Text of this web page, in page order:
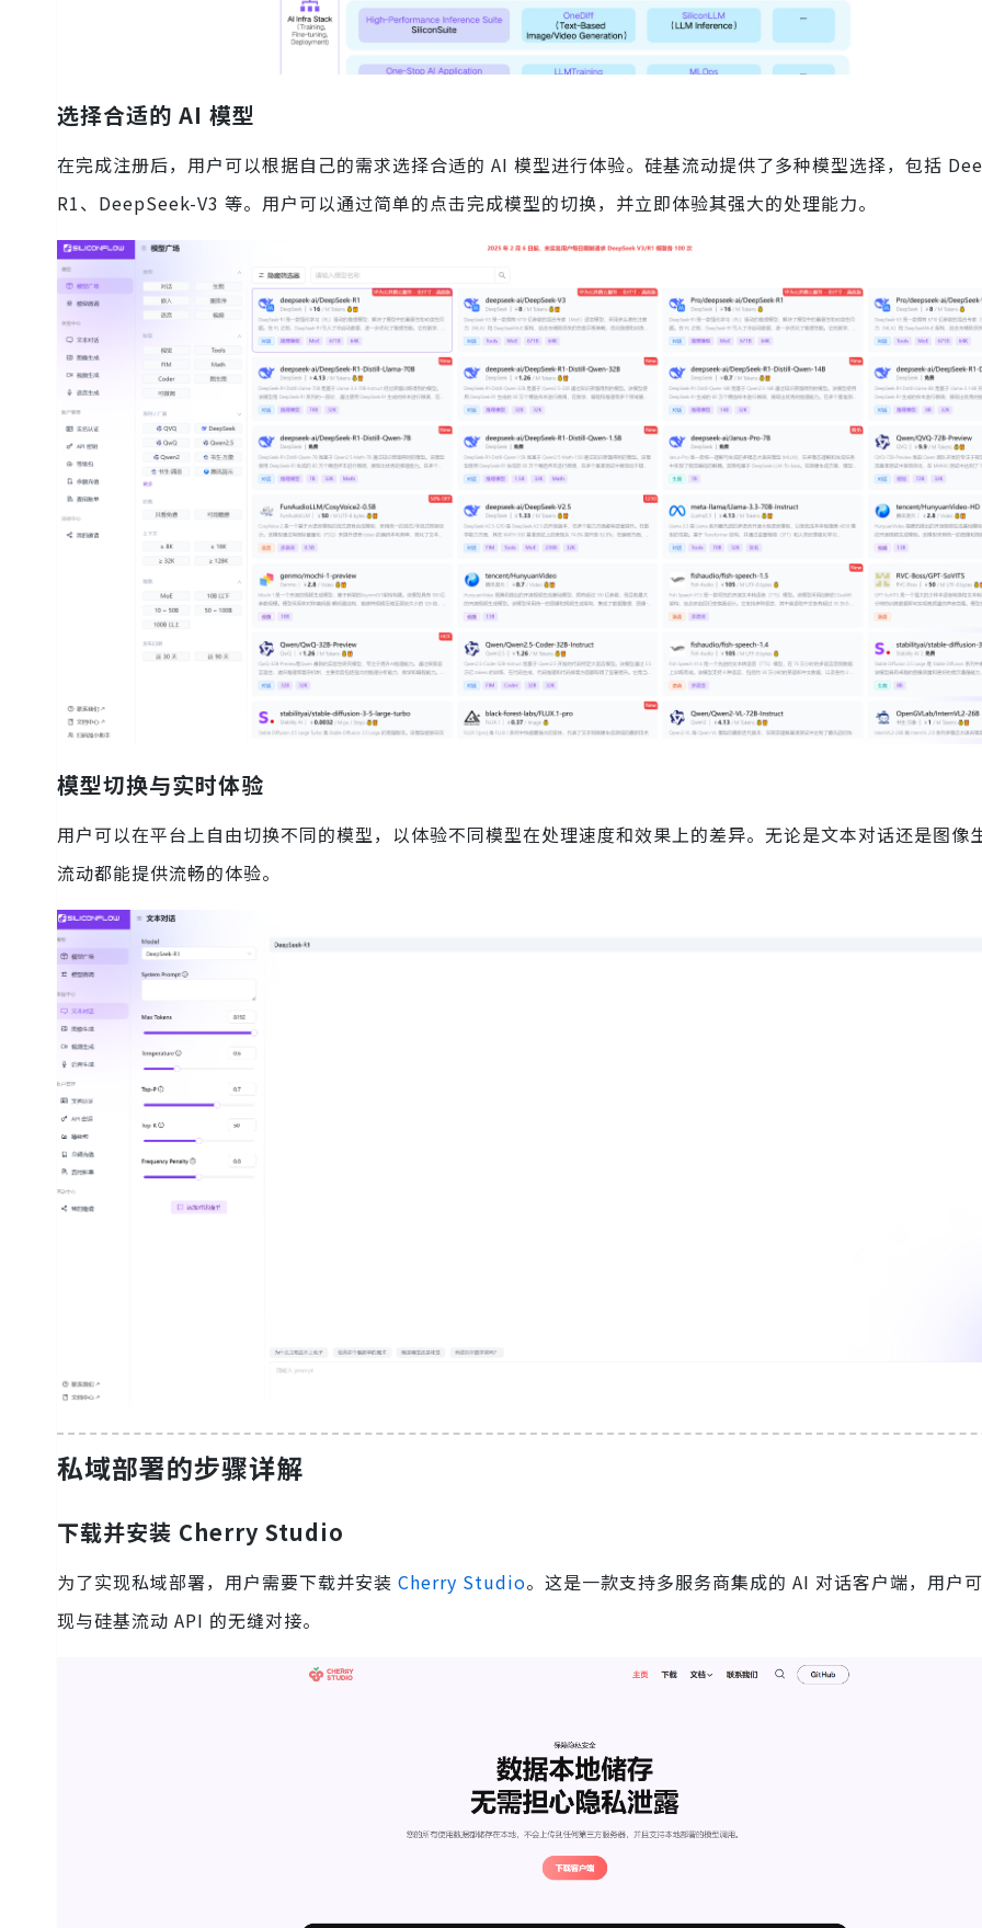
选择合适的 AI 模型
在完成注册后，用户可以根据自己的需求选择合适的 AI 模型进行体验。硅基流动提供了多种模型选择，包括
R1、DeepSeek-V3 等。用户可以通过简单的点击完成模型的切换，并立即体验其强大的处理能力。
模型切换与实时体验
用户可以在平台上自由切换不同的模型，以体验不同模型在处理速度和效果上的差异。无论是文本对话还是图像
流动都能提供流畅的体验。
私域部署的步骤详解
下载并安装 Cherry Studio
为了实现私域部署，用户需要下载并安装 Cherry Studio。这是一款支持多服务商集成的 AI 对话客户端，用户
现与硅基流动 API 的无缝对接。